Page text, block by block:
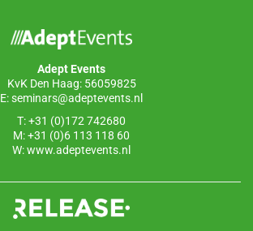
Adept Events
KvK Den Haag: 56059825
E:seminars@adeptevents.nl
T: +31 (0)172 742680
M: +31 (0)6 113 118 60
W:www.adeptevents.nl